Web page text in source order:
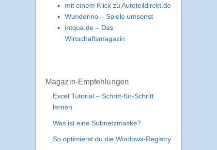
mit einem Klick zu Autoteildirekt.de
Wunderino – Spiele umsonst
intqua.de – Das
Wirtschaftsmagazin
Magazin-Empfehlungen
Excel Tutorial – Schritt-für-Schritt
lernen
Was ist eine Subnetzmaske?
So optimierst du die Windows-Registry